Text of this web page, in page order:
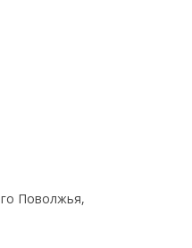
Поволжья,